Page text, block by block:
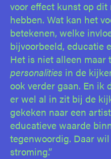
voor effect kunst op
hebben. Wat kan het
betekenen, welke
bijvoorbeeld, educatie
Het is niet alleen maar
personalities in de
ook verder gaan. En ik
er wel al in zit bij de
gekeken naar een
educatieve waarde
tegenwoordig. Daar
stroming.”